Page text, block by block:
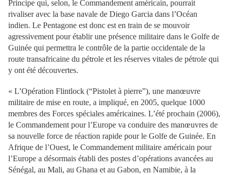
Principe qui, selon, le Commandement américain, pourrait
rivaliser avec la base navale de Diego Garcia dans l’Océan
indien. Le Pentagone est donc est en train de se mouvoir
agressivement pour établir une présence militaire dans le Golfe de
Guinée qui permettra le contrôle de la partie occidentale de la
route transafricaine du pétrole et les réserves vitales de pétrole qui
y ont été découvertes.
« L’Opération Flintlock (“Pistolet à pierre”), une manœuvre
militaire de mise en route, a impliqué, en 2005, quelque 1000
membres des Forces spéciales américaines. L’été prochain (2006),
le Commandement pour l’Europe va conduire des manœuvres de
sa nouvelle force de réaction rapide pour le Golfe de Guinée. En
Afrique de l’Ouest, le Commandement militaire américain pour
l’Europe a désormais établi des postes d’opérations avancées au
Sénégal, au Mali, au Ghana et au Gabon, en Namibie, à la